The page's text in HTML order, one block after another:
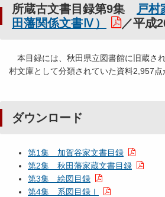
所蔵古文書目録第9集
戸村
田藩関係文書Ⅳ）
／平成
本目録には、秋田県立図書館に旧蔵さ
村文庫として分類されていた資料2,957点
ダウンロード
第1集 加賀谷家文書目録
第2集 秋田藩家蔵文書目録
第3集 絵図目録
第4集 系図目録Ⅰ